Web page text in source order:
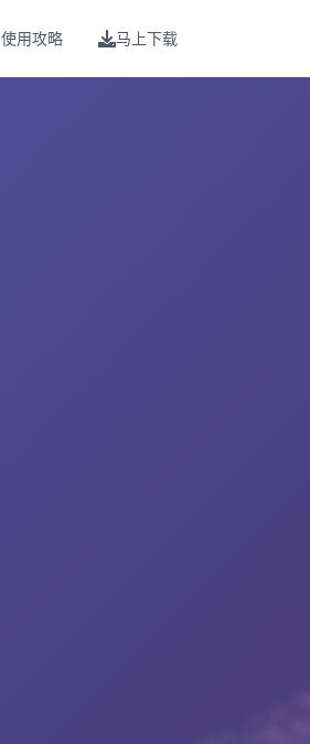
使用攻略 马上下载